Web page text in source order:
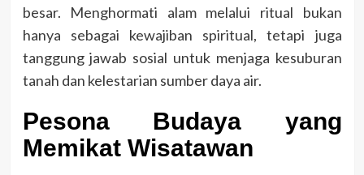
besar. Menghormati alam melalui ritual bukan
hanya sebagai kewajiban spiritual, tetapi juga
tanggung jawab sosial untuk menjaga kesuburan
tanah dan kelestarian sumber daya air.
Pesona Budaya yang
Memikat Wisatawan